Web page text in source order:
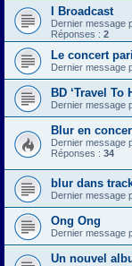
I Broadcast
Dernier message
Réponses : 2
Le concert
Dernier message
BD ‘Travel
Dernier message
Blur en
Dernier message
Réponses : 34
blur dans
Dernier message
Ong Ong
Dernier message
Un nouvel